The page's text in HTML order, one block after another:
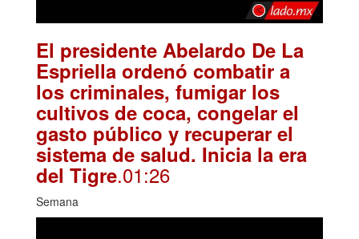
El presidente Abelardo De La
Espriella ordenó combatir a
los criminales, fumigar los
cultivos de coca, congelar el
gasto público y recuperar el
sistema de salud. Inicia la era
del Tigre.01:26
Semana